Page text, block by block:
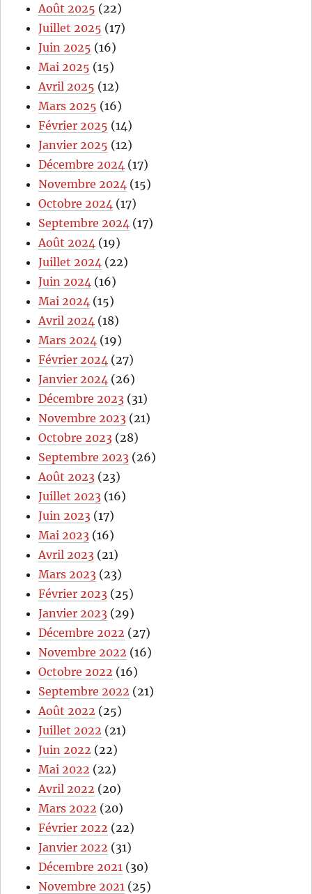
Août 2025 (22)
Juillet 2025 (17)
Juin 2025 (16)
Mai 2025 (15)
Avril 2025 (12)
Mars 2025 (16)
Février 2025 (14)
Janvier 2025 (12)
Décembre 2024 (17)
Novembre 2024 (15)
Octobre 2024 (17)
Septembre 2024 (17)
Août 2024 (19)
Juillet 2024 (22)
Juin 2024 (16)
Mai 2024 (15)
Avril 2024 (18)
Mars 2024 (19)
Février 2024 (27)
Janvier 2024 (26)
Décembre 2023 (31)
Novembre 2023 (21)
Octobre 2023 (28)
Septembre 2023 (26)
Août 2023 (23)
Juillet 2023 (16)
Juin 2023 (17)
Mai 2023 (16)
Avril 2023 (21)
Mars 2023 (23)
Février 2023 (25)
Janvier 2023 (29)
Décembre 2022 (27)
Novembre 2022 (16)
Octobre 2022 (16)
Septembre 2022 (21)
Août 2022 (25)
Juillet 2022 (21)
Juin 2022 (22)
Mai 2022 (22)
Avril 2022 (20)
Mars 2022 (20)
Février 2022 (22)
Janvier 2022 (31)
Décembre 2021 (30)
Novembre 2021 (25)